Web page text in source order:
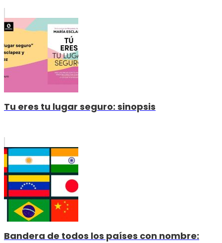
Tu eres tu lugar seguro: sinopsis
Bandera de todos los países con nombre: